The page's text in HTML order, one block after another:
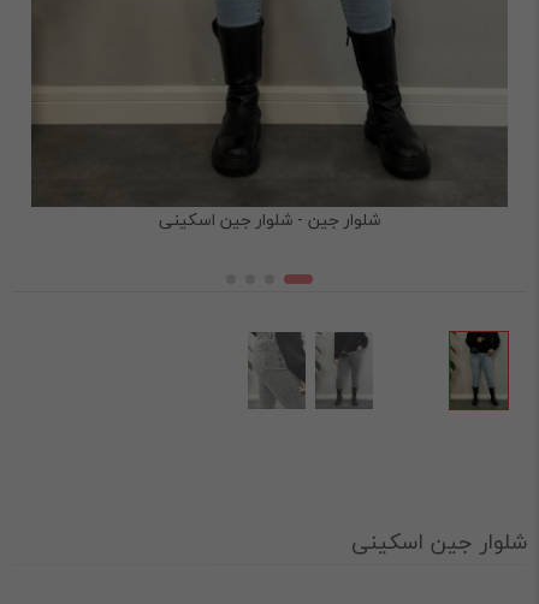
شلوار جین - شلوار جین اسکینی
شلوار جین اسکینی